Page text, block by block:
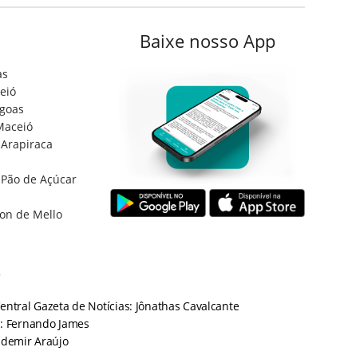
de Açúcar
de Mello
Gazeta de Notícias: Jônathas Cavalcante
James
Araújo
Baixe nosso App